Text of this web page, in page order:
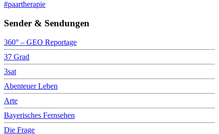
#paartherapie
Sender & Sendungen
360° – GEO Reportage
37 Grad
3sat
Abenteuer Leben
Arte
Bayerisches Fernsehen
Die Frage